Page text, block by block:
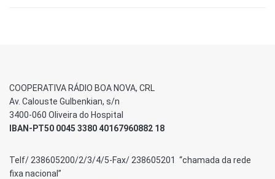
COOPERATIVA RÁDIO BOA NOVA, CRL
Av. Calouste Gulbenkian, s/n
3400-060 Oliveira do Hospital
IBAN-PT50 0045 3380 40167960882 18
Telf/ 238605200/2/3/4/5-Fax/ 238605201 “chamada da rede
fixa nacional”